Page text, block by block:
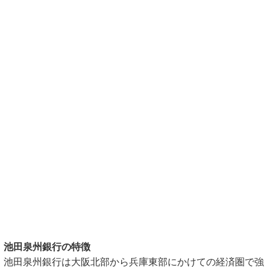
池田泉州銀行の特徴
池田泉州銀行は大阪北部から兵庫東部にかけての経済圏で強